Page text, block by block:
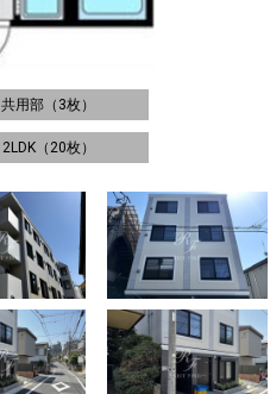
共用部（3枚）
2LDK（20枚）